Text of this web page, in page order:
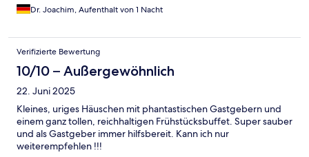
Dr. Joachim, Aufenthalt von 1 Nacht
Verifizierte Bewertung
10/10 – Außergewöhnlich
22. Juni 2025
Kleines, uriges Häuschen mit phantastischen Gastgebern und
einem ganz tollen, reichhaltigen Frühstücksbuffet. Super sauber
und als Gastgeber immer hilfsbereit. Kann ich nur
weiterempfehlen !!!